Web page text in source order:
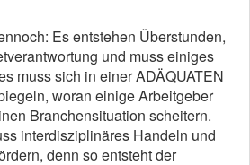
Es entstehen Überstunden,
und muss einiges
muss sich in einer ADÄQUATEN
woran einige Arbeitgeber
Branchensituation scheitern.
interdisziplinäres Handeln und
denn so entsteht der